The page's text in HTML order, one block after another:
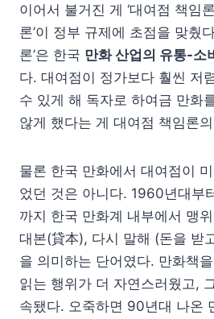
이어서 불거진 게 ‘대여점 책임
론’이 정부 규제에 초점을 맞췄
론’은 한국 만화 산업의 유통-소
다. 대여점이 정가보다 훨씬 저
수 있게 해 독자로 하여금 만화
않게 했다는 게 대여점 책임론
물론 한국 만화에서 대여점이
었던 것은 아니다. 1960년대부
까지 한국 만화계 내부에서 맹위
대본(貸本), 다시 말해 (돈을 받
을 의미하는 단어였다. 만화책
읽는 행위가 더 자연스러웠고,
속됐다. 오죽하면 90년대 나온